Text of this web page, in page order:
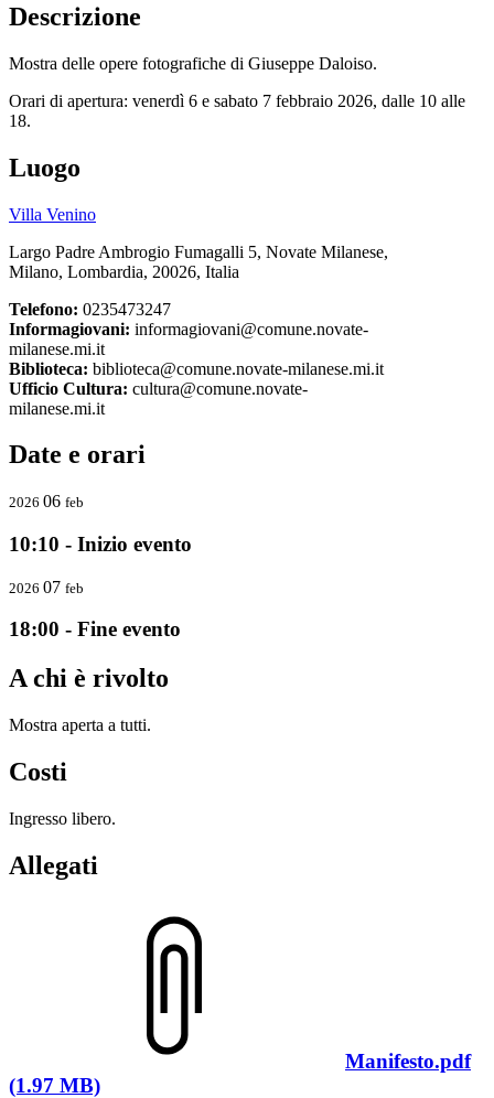
Descrizione
Mostra delle opere fotografiche di Giuseppe Daloiso.
Orari di apertura: venerdì 6 e sabato 7 febbraio 2026, dalle 10 alle
18.
Luogo
Villa Venino
Largo Padre Ambrogio Fumagalli 5, Novate Milanese,
Milano, Lombardia, 20026, Italia
Telefono: 0235473247
Informagiovani: informagiovani@comune.novate-
milanese.mi.it
Biblioteca: biblioteca@comune.novate-milanese.mi.it
Ufficio Cultura: cultura@comune.novate-
milanese.mi.it
Date e orari
2026 06 feb
10:10 - Inizio evento
2026 07 feb
18:00 - Fine evento
A chi è rivolto
Mostra aperta a tutti.
Costi
Ingresso libero.
Allegati
Manifesto.pdf
(1.97 MB)